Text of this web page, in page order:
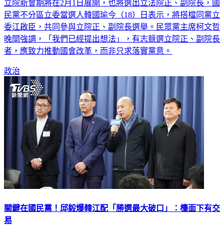
立院新會期將在2月1日展開，也將選出立法院正、副院長，國
民黨不分區立委當選人韓國瑜今（18）日表示，將搭檔同黨立
委江啟臣，共同參與立院正、副院長選舉。民眾黨主席柯文哲
晚間強調，「我們已經提出想法」，有志競選立院正、副院長
者，應致力推動國會改革，而非只求落實黨意。
政治
關鍵在國民黨！邱毅爆韓江配「勝選最大破口」：檯面下有交
易